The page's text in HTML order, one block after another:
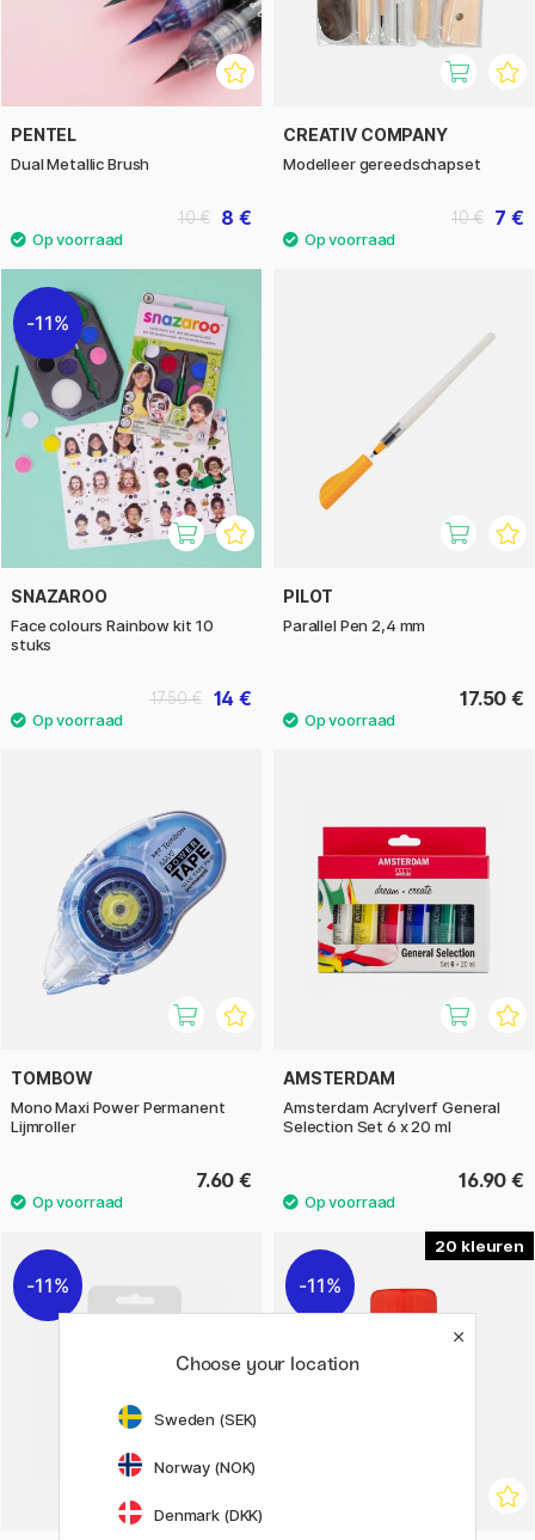
PENTEL
Dual Metallic Brush
8 €
10 €
CREATIV COMPANY
Modelleer gereedschapset
7 €
10 €
11%
SNAZAROO
Face colours Rainbow kit 10
stuks
14 €
17.50 €
PILOT
Parallel Pen 2,4 mm
17.50 €
TOMBOW
Mono Maxi Power Permanent
Lijmroller
7.60 €
AMSTERDAM
Amsterdam Acrylverf General
Selection Set 6 x 20 ml
16.90 €
11%
20
11%
Choose your location
Sweden (SEK)
Norway (NOK)
Denmark (DKK)